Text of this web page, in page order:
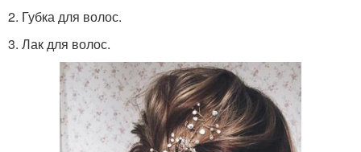
2. Губка для волос.
3. Лак для волос.